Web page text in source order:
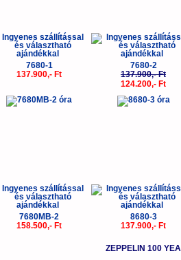
7680-1
137.900,- Ft
7680-2
137.900,- Ft
124.200,- Ft
7680MB-2
158.500,- Ft
8680-3
137.900,- Ft
ZEPPELIN 100